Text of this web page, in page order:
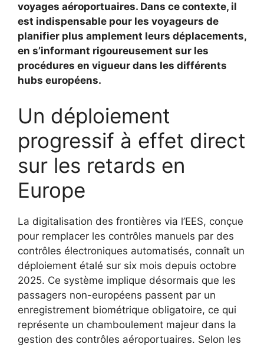
voyages aéroportuaires. Dans ce contexte, il
est indispensable pour les voyageurs de
planifier plus amplement leurs déplacements,
en s’informant rigoureusement sur les
procédures en vigueur dans les différents
hubs européens.
Un déploiement
progressif à effet direct
sur les retards en
Europe
La digitalisation des frontières via l’EES, conçue
pour remplacer les contrôles manuels par des
contrôles électroniques automatisés, connaît un
déploiement étalé sur six mois depuis octobre
2025. Ce système implique désormais que les
passagers non-européens passent par un
enregistrement biométrique obligatoire, ce qui
représente un chamboulement majeur dans la
gestion des contrôles aéroportuaires. Selon les